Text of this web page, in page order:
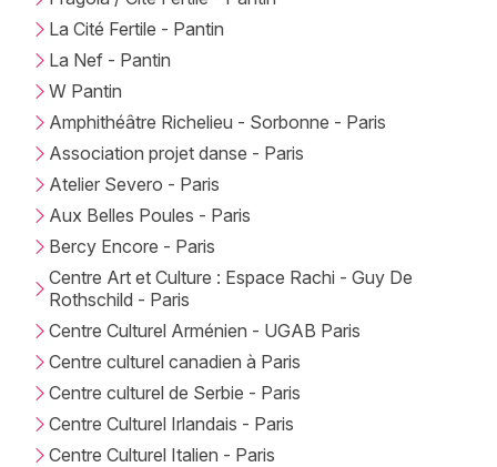
La Cité Fertile - Pantin
La Nef - Pantin
W Pantin
Amphithéâtre Richelieu - Sorbonne - Paris
Association projet danse - Paris
Atelier Severo - Paris
Aux Belles Poules - Paris
Bercy Encore - Paris
Centre Art et Culture : Espace Rachi - Guy De
Rothschild - Paris
Centre Culturel Arménien - UGAB Paris
Centre culturel canadien à Paris
Centre culturel de Serbie - Paris
Centre Culturel Irlandais - Paris
Centre Culturel Italien - Paris